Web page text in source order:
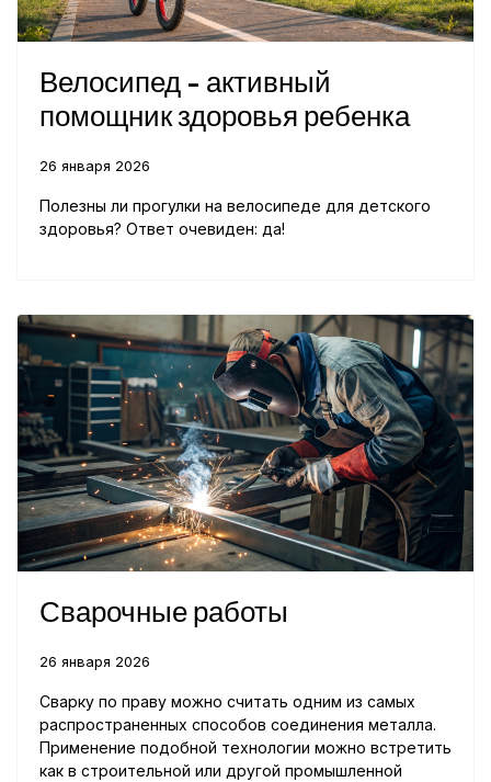
Велосипед - активный
помощник здоровья ребенка
26 января 2026
Полезны ли прогулки на велосипеде для детского
здоровья? Ответ очевиден: да!
Сварочные работы
26 января 2026
Сварку по праву можно считать одним из самых
распространенных способов соединения металла.
Применение подобной технологии можно встретить
как в строительной или другой промышленной